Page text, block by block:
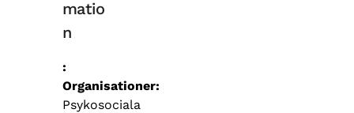
matio
n
Organisationer
Psykosociala